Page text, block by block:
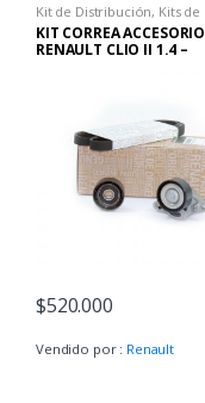
Kit de Distribución, Kits de
Correa,Renault ,
KIT CORREA
RENAULT CLIO II 1.4 –
$520.000
Vendido por : Renault